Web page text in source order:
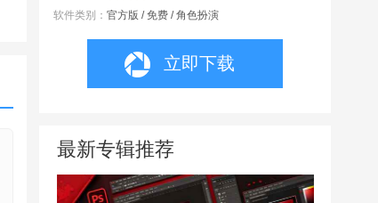
软件类别： 官方版 / 免费 / 角色扮演
立即下载
最新专辑推荐